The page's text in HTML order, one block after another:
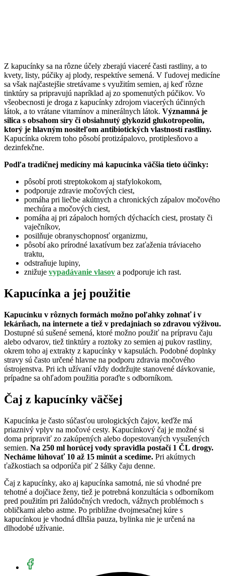
Z kapucínky sa na rôzne účely zberajú viaceré časti rastliny, a to
kvety, listy, púčiky aj plody, respektíve semená. V ľudovej medicíne
sa však najčastejšie stretávame s využitím semien, aj keď rôzne
tinktúry sa pripravujú napríklad aj zo spomenutých púčikov. Vo
všeobecnosti je droga z kapucínky zdrojom viacerých účinných
látok, a to vrátane vitamínov a minerálnych látok. Významná je
silica s obsahom síry či obsiahnutý glykozid glukotropeolín,
ktorý je hlavným nositeľom antibiotických vlastností rastliny.
Kapucínka okrem toho pôsobí protizápalovo, protiplesňovo a
dezinfekčne.
Podľa tradičnej medicíny má kapucínka väčšia tieto účinky:
pôsobí proti streptokokom aj stafylokokom,
podporuje zdravie močových ciest,
pomáha pri liečbe akútnych a chronických zápalov močového
mechúra a močových ciest,
pomáha aj pri zápaloch horných dýchacích ciest, prostaty či
vaječníkov,
posilňuje obranyschopnosť organizmu,
pôsobí ako prírodné laxatívum bez zaťaženia tráviaceho
traktu,
odstraňuje lupiny,
znižuje vypadávanie vlasov a podporuje ich rast.
Kapucínka a jej použitie
Kapucínku v rôznych formách možno poľahky zohnať i v
lekárňach, na internete a tiež v predajniach so zdravou výživou.
Dostupné sú sušené semená, ktoré možno použiť na prípravu čaju
alebo odvarov, tiež tinktúry a roztoky zo semien aj pukov rastliny,
okrem toho aj extrakty z kapucínky v kapsulách. Podobné doplnky
stravy sú často určené hlavne na podporu zdravia močového
ústrojenstva. Pri ich užívaní vždy dodržujte stanovené dávkovanie,
prípadne sa ohľadom použitia poraďte s odborníkom.
Čaj z kapucínky väčšej
Kapucínka je často súčasťou urologických čajov, keďže má
priaznivý vplyv na močové cesty. Kapucínkový čaj je možné si
doma pripraviť zo zakúpených alebo dopestovaných vysušených
semien. Na 250 ml horúcej vody spravidla postačí 1 ČL drogy.
Necháme lúhovať 10 až 15 minút a scedíme. Pri akútnych
ťažkostiach sa odporúča piť 2 šálky čaju denne.
Čaj z kapucínky, ako aj kapucínka samotná, nie sú vhodné pre
tehotné a dojčiace ženy, tiež je potrebná konzultácia s odborníkom
pred použitím pri žalúdočných vredoch, vážnych problémoch s
obličkami alebo astme. Po približne dvojmesačnej kúre s
kapucínkou je vhodná dlhšia pauza, bylinka nie je určená na
dlhodobé užívanie.